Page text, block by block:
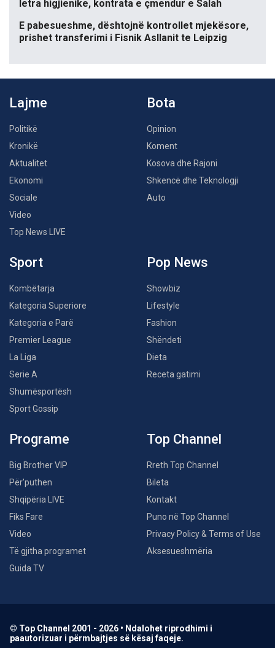
letra higjienike, kontrata e çmendur e Salah
E pabesueshme, dështojnë kontrollet mjekësore,
prishet transferimi i Fisnik Asllanit te Leipzig
Lajme
Politikë
Kronikë
Aktualitet
Ekonomi
Sociale
Video
Top News LIVE
Bota
Opinion
Koment
Kosova dhe Rajoni
Shkencë dhe Teknologji
Auto
Sport
Kombëtarja
Kategoria Superiore
Kategoria e Parë
Premier League
La Liga
Serie A
Shumësportësh
Sport Gossip
Pop News
Showbiz
Lifestyle
Fashion
Shëndeti
Dieta
Receta gatimi
Programe
Big Brother VIP
Për’puthen
Shqipëria LIVE
Fiks Fare
Video
Të gjitha programet
Guida TV
Top Channel
Rreth Top Channel
Bileta
Kontakt
Puno në Top Channel
Privacy Policy & Terms of Use
Aksesueshmëria
© Top Channel 2001 - 2026 • Ndalohet riprodhimi i
paautorizuar i përmbajtjes së kësaj faqeje.